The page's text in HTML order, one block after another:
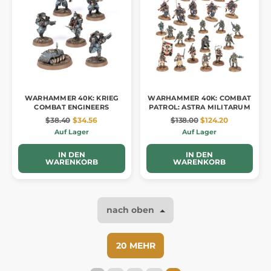
WARHAMMER 40K: KRIEG
COMBAT ENGINEERS
$38.40 $34.56
Auf Lager
IN DEN
WARENKORB
WARHAMMER 40K: COMBAT
PATROL: ASTRA MILITARUM
$138.00 $124.20
Auf Lager
IN DEN
WARENKORB
nach oben
20 MEHR